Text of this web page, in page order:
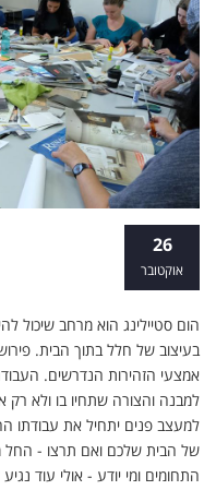
26
אוקטובר
הום סטיילינג הוא מרחב שיכול
בעיצוב של חלל בתוך הבית.
אמצעי הזהירות הנדרשים.
למבנה והצורה שתחיו בו ולא
למעצב פנים יתחיל את עבודתו
של הבית שלכם ואם תרצו - החל
התחומים ומי יודע - אולי עוד